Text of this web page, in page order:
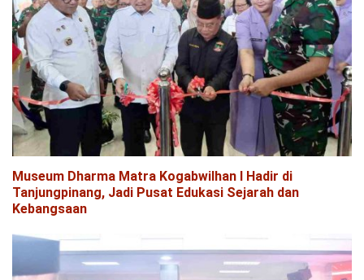
Museum Dharma Matra Kogabwilhan I Hadir di
Tanjungpinang, Jadi Pusat Edukasi Sejarah dan
Kebangsaan